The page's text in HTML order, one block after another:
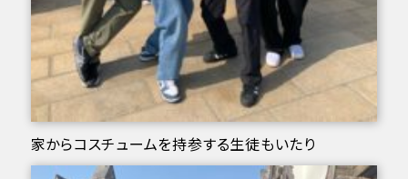
家からコスチュームを持参する生徒もいたり